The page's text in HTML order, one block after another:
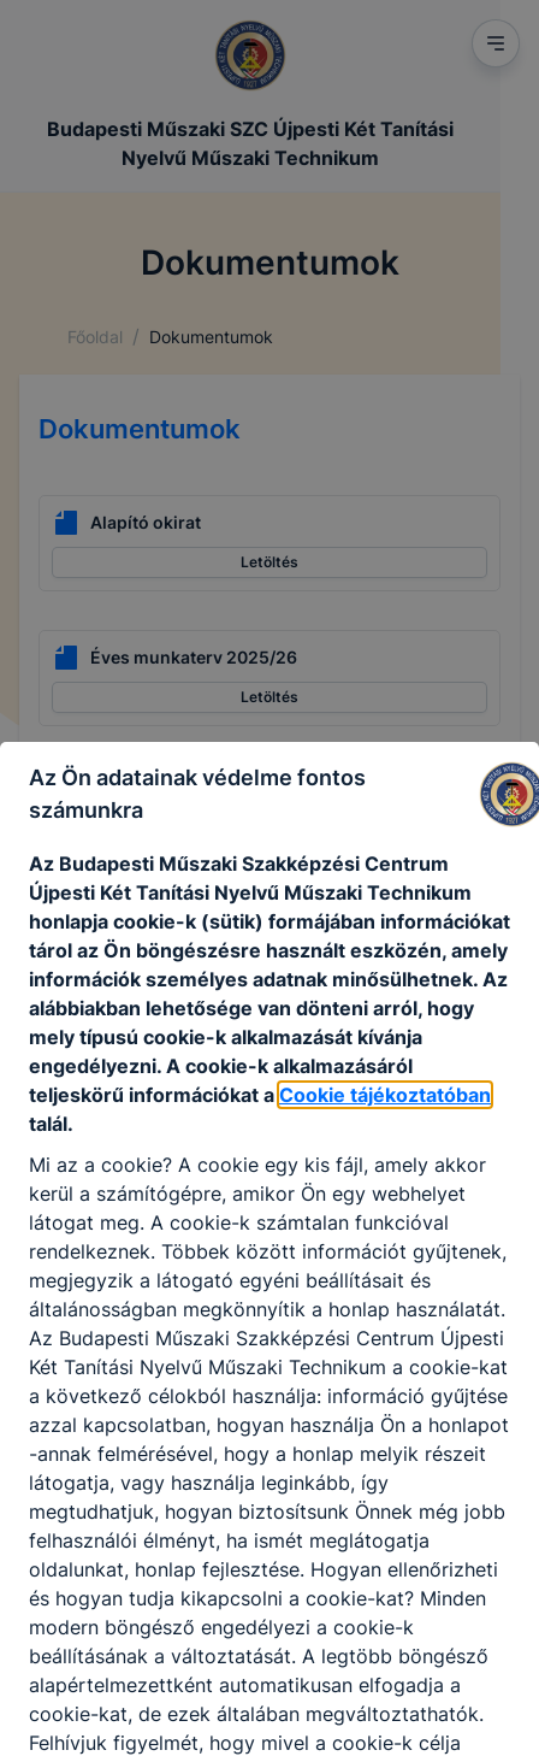
Budapesti Műszaki SZC Újpesti Két Tanítási
Nyelvű Műszaki Technikum
Dokumentumok
Főoldal / Dokumentumok
Dokumentumok
Alapító okirat
Letöltés
Éves munkaterv 2025/26
Letöltés
Adatkezelési szabályzat
Ágazati alapvizsga eljárásrend
Letöltés
Iratkezelési szabályzat
Letöltés
Eljárásrend belföldi és külföldi kirándulásokkal
összefüggésben
Kiküldetési szabályzat
Letöltés
Bántalmazási esetek kivizsgálása eljárásrend
Letöltés
Mesterséges intelligencia használati szabályzat
Letöltés
Partnereink
Az Ön adatainak védelme fontos
számunkra
Az Budapesti Műszaki Szakképzési Centrum
Újpesti Két Tanítási Nyelvű Műszaki Technikum
honlapja cookie-k (sütik) formájában információkat
tárol az Ön böngészésre használt eszközén, amely
információk személyes adatnak minősülhetnek. Az
alábbiakban lehetősége van dönteni arról, hogy
mely típusú cookie-k alkalmazását kívánja
engedélyezni. A cookie-k alkalmazásáról
teljeskörű információkat a Cookie tájékoztatóban
talál.
Mi az a cookie? A cookie egy kis fájl, amely akkor
kerül a számítógépre, amikor Ön egy webhelyet
látogat meg. A cookie-k számtalan funkcióval
rendelkeznek. Többek között információt gyűjtenek,
megjegyzik a látogató egyéni beállításait és
általánosságban megkönnyítik a honlap használatát.
Az Budapesti Műszaki Szakképzési Centrum Újpesti
Két Tanítási Nyelvű Műszaki Technikum a cookie-kat
a következő célokból használja: információ gyűjtése
azzal kapcsolatban, hogyan használja Ön a honlapot
-annak felmérésével, hogy a honlap melyik részeit
látogatja, vagy használja leginkább, így
megtudhatjuk, hogyan biztosítsunk Önnek még jobb
felhasználói élményt, ha ismét meglátogatja
oldalunkat, honlap fejlesztése. Hogyan ellenőrizheti
és hogyan tudja kikapcsolni a cookie-kat? Minden
modern böngésző engedélyezi a cookie-k
beállításának a változtatását. A legtöbb böngésző
alapértelmezettként automatikusan elfogadja a
cookie-kat, de ezek általában megváltoztathatók.
Felhívjuk figyelmét, hogy mivel a cookie-k célja